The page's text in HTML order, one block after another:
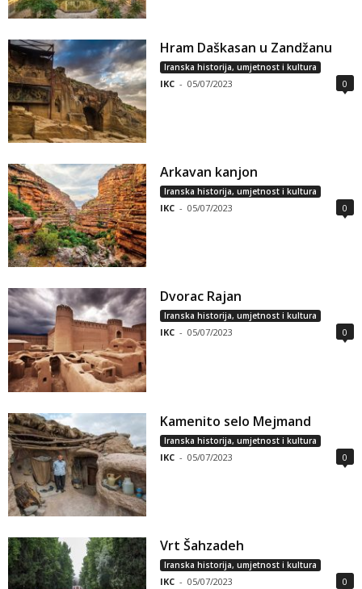
Hram Daškasan u Zandžanu
Iranska historija, umjetnost i kultura
IKC - 05/07/2023 0
Arkavan kanjon
Iranska historija, umjetnost i kultura
IKC - 05/07/2023 0
Dvorac Rajan
Iranska historija, umjetnost i kultura
IKC - 05/07/2023 0
Kamenito selo Mejmand
Iranska historija, umjetnost i kultura
IKC - 05/07/2023 0
Vrt Šahzadeh
Iranska historija, umjetnost i kultura
IKC - 05/07/2023 0